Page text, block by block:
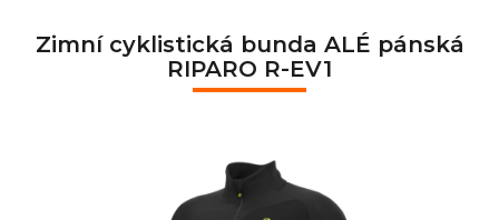
Zimní cyklistická bunda ALÉ pánská
RIPARO R-EV1